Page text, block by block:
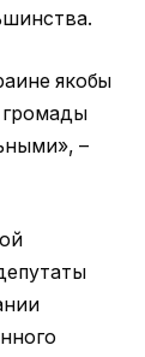
якобы
громады
–